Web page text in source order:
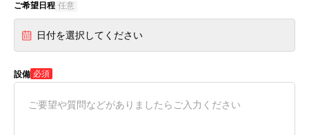
ご希望日程 任意
日付を選択してください
設備 必須